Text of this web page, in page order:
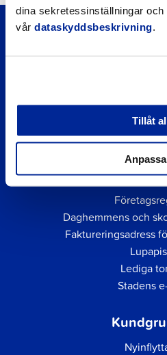
dina sekretessinställningar
vår dataskyddsbeskrivning
Tillåt
Anpassa
Daghemmens och
Faktureringsadress
Lediga
Stadens